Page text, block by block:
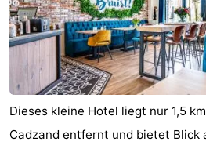
Schwimmbader
-
Reiten
Golfplatze
-
Surfen
-
Dieses kleine Hotel liegt nur 1,5
Cadzand entfernt und bietet Blick